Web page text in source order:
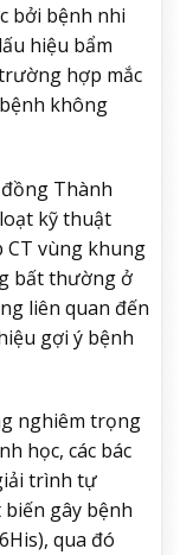
bởi bệnh nhi
hiệu bẩm
hợp mắc
không
Thành
kỹ thuật
CT vùng khung
bất thường ở
liên quan đến
gợi ý bệnh
nghiêm trọng
học, các bác
trình tự
gây bệnh
qua đó